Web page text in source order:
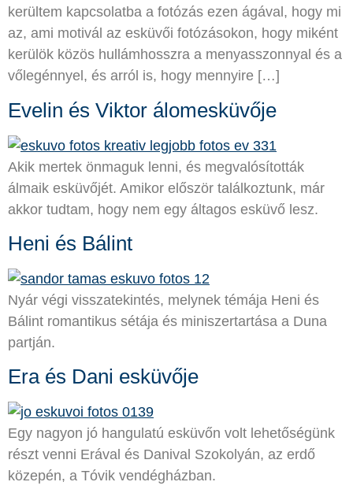
kerültem kapcsolatba a fotózás ezen ágával, hogy mi
az, ami motivál az esküvői fotózásokon, hogy miként
kerülök közös hullámhosszra a menyasszonnyal és a
vőlegénnyel, és arról is, hogy mennyire […]
Evelin és Viktor álomesküvője
Akik mertek önmaguk lenni, és megvalósították
álmaik esküvőjét. Amikor először találkoztunk, már
akkor tudtam, hogy nem egy áltagos esküvő lesz.
Heni és Bálint
Nyár végi visszatekintés, melynek témája Heni és
Bálint romantikus sétája és miniszertartása a Duna
partján.
Era és Dani esküvője
Egy nagyon jó hangulatú esküvőn volt lehetőségünk
részt venni Erával és Danival Szokolyán, az erdő
közepén, a Tóvik vendégházban.